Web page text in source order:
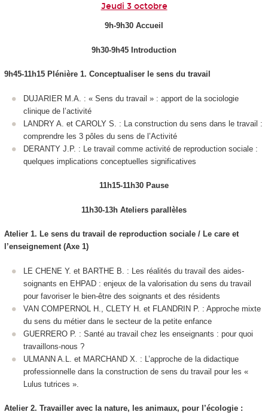
Jeudi 3 octobre
9h-9h30 Accueil
9h30-9h45 Introduction
9h45-11h15 Plénière 1. Conceptualiser le sens du travail
DUJARIER M.A. : « Sens du travail » : apport de la sociologie
clinique de l’activité
LANDRY A. et CAROLY S. : La construction du sens dans le travail :
comprendre les 3 pôles du sens de l’Activité
DERANTY J.P. : Le travail comme activité de reproduction sociale :
quelques implications conceptuelles significatives
11h15-11h30 Pause
11h30-13h Ateliers parallèles
Atelier 1. Le sens du travail de reproduction sociale / Le care et
l’enseignement (Axe 1)
LE CHENE Y. et BARTHE B. : Les réalités du travail des aides-
soignants en EHPAD : enjeux de la valorisation du sens du travail
pour favoriser le bien-être des soignants et des résidents
VAN COMPERNOL H., CLETY H. et FLANDRIN P. : Approche mixte
du sens du métier dans le secteur de la petite enfance
GUERRERO P. : Santé au travail chez les enseignants : pour quoi
travaillons-nous ?
ULMANN A.L. et MARCHAND X. : L’approche de la didactique
professionnelle dans la construction de sens du travail pour les «
Lulus tutrices ».
Atelier 2. Travailler avec la nature, les animaux, pour l’écologie :